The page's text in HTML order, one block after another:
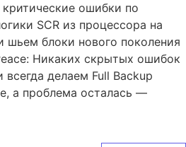
ошибки по
SCR из процессора на
шьем блоки нового поколения
Никаких скрытых ошибок
делаем Full Backup
а проблема осталась —